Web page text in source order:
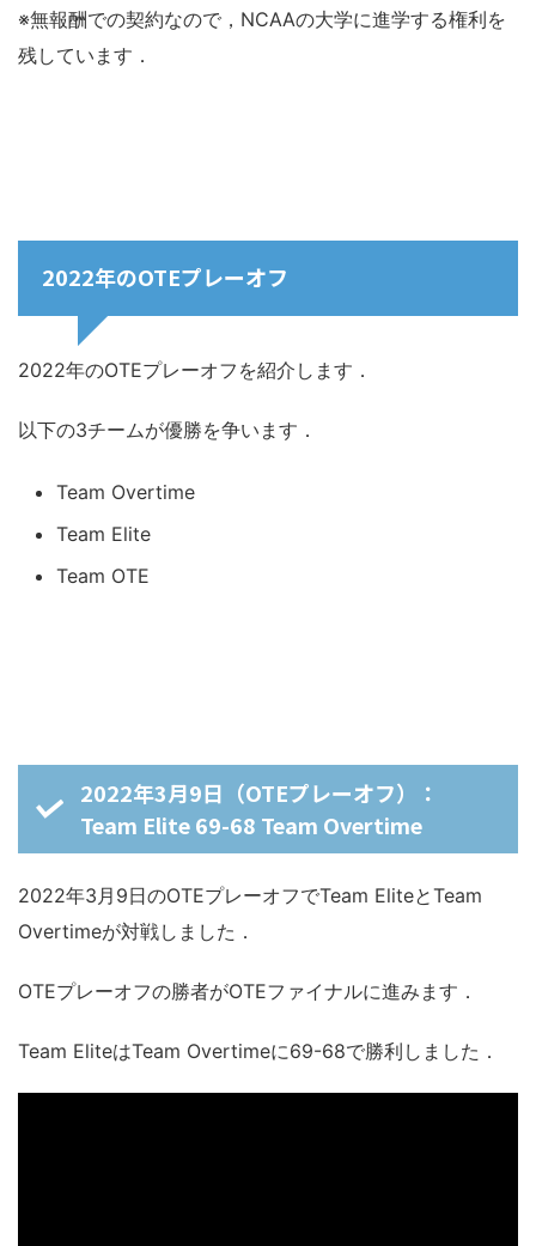
※無報酬での契約なので，NCAAの大学に進学する権利を
残しています．
2022年のOTEプレーオフ
2022年のOTEプレーオフを紹介します．
以下の3チームが優勝を争います．
Team Overtime
Team Elite
Team OTE
2022年3月9日（OTEプレーオフ）：
Team Elite 69-68 Team Overtime
2022年3月9日のOTEプレーオフでTeam EliteとTeam
Overtimeが対戦しました．
OTEプレーオフの勝者がOTEファイナルに進みます．
Team EliteはTeam Overtimeに69-68で勝利しました．